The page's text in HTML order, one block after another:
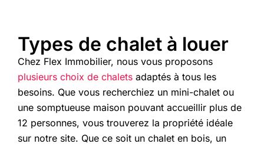
Types de chalet à louer
Chez Flex Immobilier, nous vous proposons
plusieurs choix de chalets adaptés à tous les
besoins. Que vous recherchiez un mini-chalet ou
une somptueuse maison pouvant accueillir plus de
12 personnes, vous trouverez la propriété idéale
sur notre site. Que ce soit un chalet en bois, un